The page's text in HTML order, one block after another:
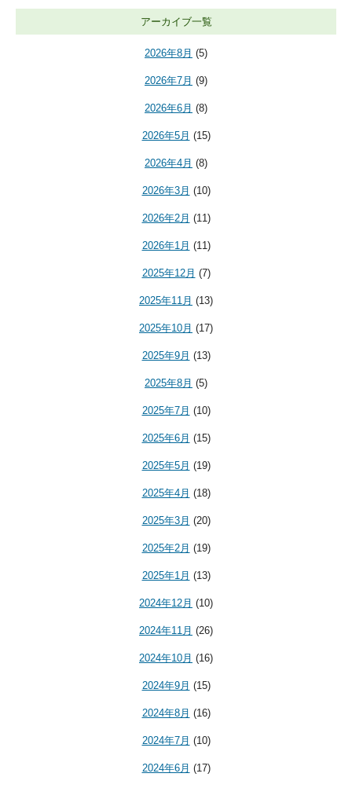
アーカイブ一覧
2026年8月 (5)
2026年7月 (9)
2026年6月 (8)
2026年5月 (15)
2026年4月 (8)
2026年3月 (10)
2026年2月 (11)
2026年1月 (11)
2025年12月 (7)
2025年11月 (13)
2025年10月 (17)
2025年9月 (13)
2025年8月 (5)
2025年7月 (10)
2025年6月 (15)
2025年5月 (19)
2025年4月 (18)
2025年3月 (20)
2025年2月 (19)
2025年1月 (13)
2024年12月 (10)
2024年11月 (26)
2024年10月 (16)
2024年9月 (15)
2024年8月 (16)
2024年7月 (10)
2024年6月 (17)